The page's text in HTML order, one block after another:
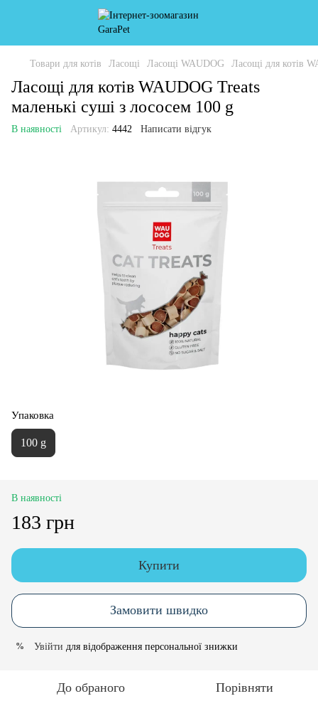
Товари для котів Ласощі Ласощі WAUDOG Ласощі для котів
Ласощі для котів WAUDOG Treats
маленькі суші з лососем 100 g
В наявності Артикул: 4442 Написати відгук
Упаковка
100 g
В наявності
183 грн
Купити
Замовити швидко
% Увійти для відображення персональної знижки
До обраного Порівняти